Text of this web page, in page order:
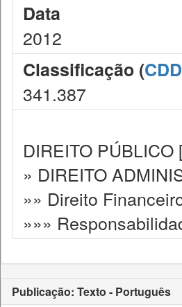
Data
2012
Classificação (
341.387
DIREITO PÚBLICO
» DIREITO
»» Direito
»»»
Publicação: Texto - Português